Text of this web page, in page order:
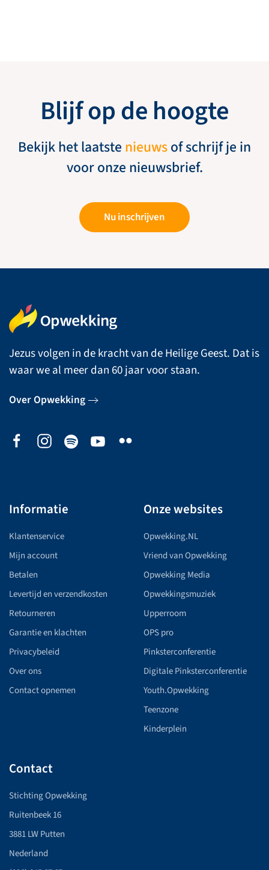
Blijf op de hoogte
Bekijk het laatste nieuwsof schrijf je in
voor onze nieuwsbrief.
Nu inschrijven
Jezus volgen in de kracht van de Heilige Geest. Dat is
waar we al meer dan 60 jaar voor staan.
Over Opwekking
Informatie
Klantenservice
Mijn account
Betalen
Levertijd en verzendkosten
Retourneren
Garantie en klachten
Privacybeleid
Over ons
Contact opnemen
Onze websites
Opwekking.NL
Vriend van Opwekking
Opwekking Media
Opwekkingsmuziek
Upperroom
OPS pro
Pinksterconferentie
Digitale Pinksterconferentie
Youth.Opwekking
Teenzone
Kinderplein
Contact
Stichting Opwekking
Ruitenbeek 16
3881 LW Putten
Nederland